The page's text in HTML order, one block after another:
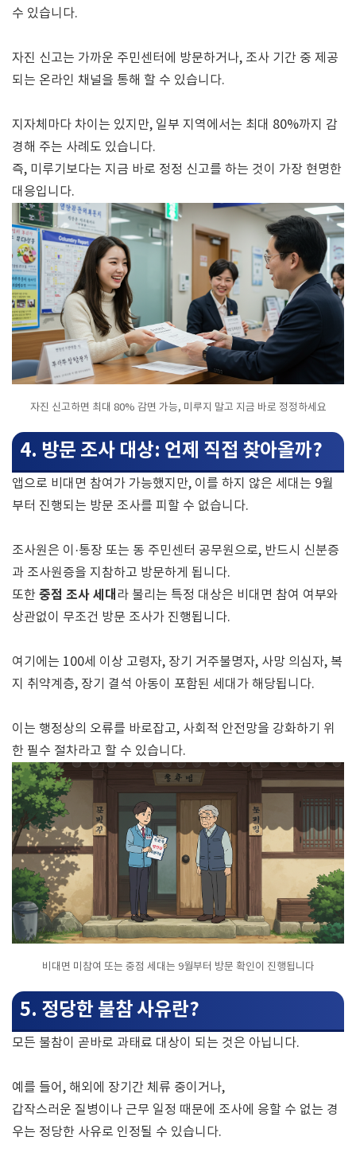
수 있습니다.
자진 신고는 가까운 주민센터에 방문하거나, 조사 기간 중 제공
되는 온라인 채널을 통해 할 수 있습니다.
지자체마다 차이는 있지만, 일부 지역에서는 최대 80%까지 감
경해 주는 사례도 있습니다.
즉, 미루기보다는 지금 바로 정정 신고를 하는 것이 가장 현명한
대응입니다.
자진 신고하면 최대 80% 감면 가능, 미루지 말고 지금 바로 정정하세요
4. 방문 조사 대상: 언제 직접 찾아올까?
앱으로 비대면 참여가 가능했지만, 이를 하지 않은 세대는 9월
부터 진행되는 방문 조사를 피할 수 없습니다.
조사원은 이·통장 또는 동 주민센터 공무원으로, 반드시 신분증
과 조사원증을 지참하고 방문하게 됩니다.
또한 중점 조사 세대 라 불리는 특정 대상은 비대면 참여 여부와
상관없이 무조건 방문 조사가 진행됩니다.
여기에는 100세 이상 고령자, 장기 거주불명자, 사망 의심자, 복
지 취약계층, 장기 결석 아동이 포함된 세대가 해당됩니다.
이는 행정상의 오류를 바로잡고, 사회적 안전망을 강화하기 위
한 필수 절차라고 할 수 있습니다.
비대면 미참여 또는 중점 세대는 9월부터 방문 확인이 진행됩니다
5. 정당한 불참 사유란?
모든 불참이 곧바로 과태료 대상이 되는 것은 아닙니다.
예를 들어, 해외에 장기간 체류 중이거나,
갑작스러운 질병이나 근무 일정 때문에 조사에 응할 수 없는 경
우는 정당한 사유로 인정될 수 있습니다.